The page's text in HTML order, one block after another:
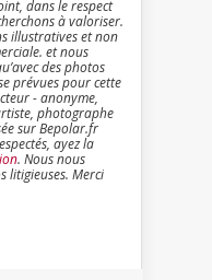
dans le respect
à valoriser.
illustratives et non
et nous
des photos
prévues pour cette
- anonyme,
photographe
sur Bepolar.fr
ayez la
. Nous nous
litigieuses. Merci